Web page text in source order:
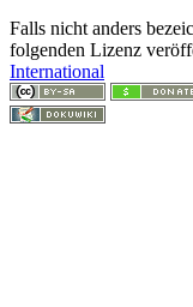
Falls nicht anders
folgenden Lizenz
International